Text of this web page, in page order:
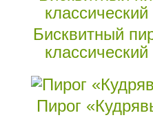
Бисквитный
Пирог